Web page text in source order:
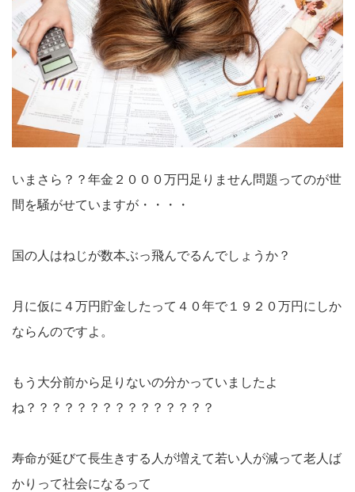
いまさら？？年金２０００万円足りません問題ってのが世
間を騒がせていますが・・・・
国の人はねじが数本ぶっ飛んでるんでしょうか？
月に仮に４万円貯金したって４０年で１９２０万円にしか
ならんのですよ。
もう大分前から足りないの分かっていましたよ
ね？？？？？？？？？？？？？？？
寿命が延びて長生きする人が増えて若い人が減って老人ば
かりって社会になるって